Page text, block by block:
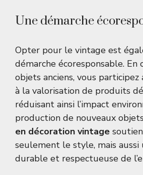
Une démarche
Opter pour le vintage est
démarche écoresponsable. En
objets anciens, vous
à la valorisation de produits
réduisant ainsi l’impact
production de nouveaux
en décoration vintage
seulement le style, mais aussi
durable et respectueuse de